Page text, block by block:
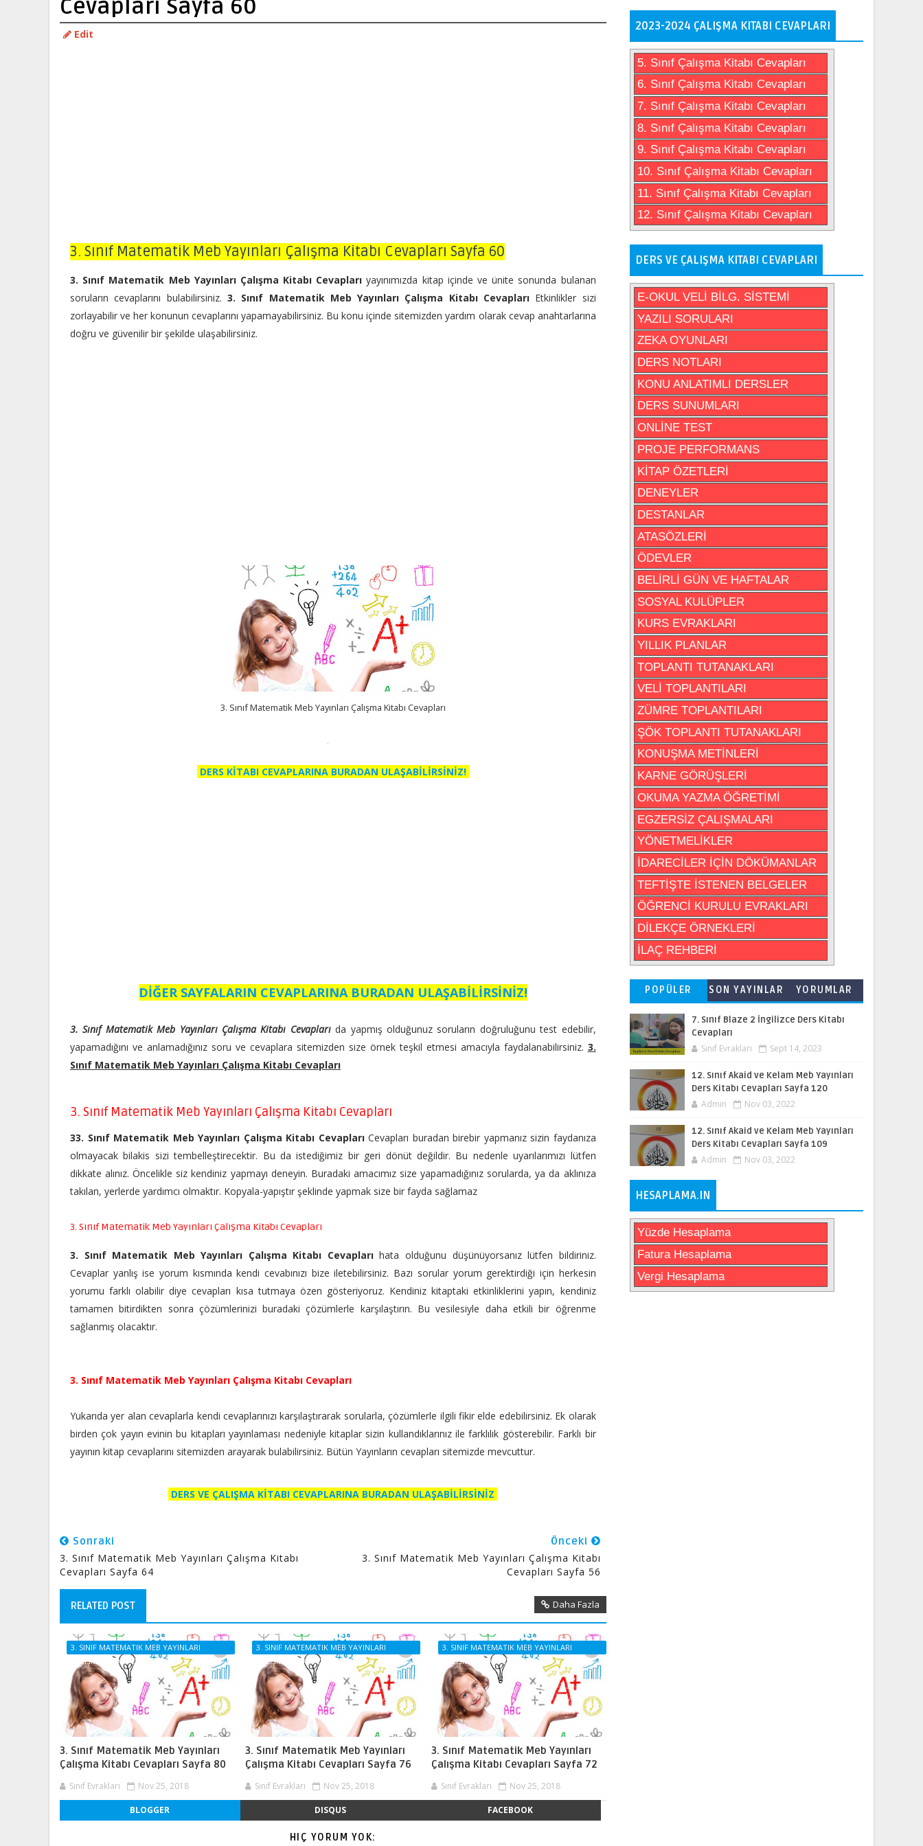
Cevapları Sayfa 60
Edit
3. Sınıf Matematik Meb Yayınları Çalışma Kitabı Cevapları Sayfa 60
3. Sınıf Matematik Meb Yayınları Çalışma Kitabı Cevaplarıyayınımızda kitap içinde ve ünite sonunda bulanan
soruların cevaplarını bulabilirsiniz. 3. Sınıf Matematik Meb Yayınları Çalışma Kitabı Cevapları Etkinlikler sizi
zorlayabilir ve her konunun cevaplarını yapamayabilirsiniz. Bu konu içinde sitemizden yardım olarak cevap anahtarlarına
doğru ve güvenilir bir şekilde ulaşabilirsiniz.
3. Sınıf Matematik Meb Yayınları Çalışma Kitabı Cevapları
DERS KİTABI CEVAPLARINA BURADAN ULAŞABİLİRSİNİZ!
DİĞER SAYFALARIN CEVAPLARINA BURADAN ULAŞABİLİRSİNİZ!
3. Sınıf Matematik Meb Yayınları Çalışma Kitabı Cevaplarıda yapmış olduğunuz soruların doğruluğunu test edebilir,
yapamadığını ve anlamadığınız soru ve cevaplara sitemizden size örnek teşkil etmesi amacıyla faydalanabilirsiniz. 3.
Sınıf Matematik Meb Yayınları Çalışma Kitabı Cevapları
3. Sınıf Matematik Meb Yayınları Çalışma Kitabı Cevapları
33. Sınıf Matematik Meb Yayınları Çalışma Kitabı CevaplarıCevapları buradan birebir yapmanız sizin faydanıza
olmayacak bilakis sizi tembelleştirecektir. Bu da istediğimiz bir geri dönüt değildir. Bu nedenle uyarılarımızı lütfen
dikkate alınız. Öncelikle siz kendiniz yapmayı deneyin. Buradaki amacımız size yapamadığınız sorularda, ya da aklınıza
takılan, yerlerde yardımcı olmaktır. Kopyala-yapıştır şeklinde yapmak size bir fayda sağlamaz
3. Sınıf Matematik Meb Yayınları Çalışma Kitabı Cevapları
3. Sınıf Matematik Meb Yayınları Çalışma Kitabı Cevaplarıhata olduğunu düşünüyorsanız lütfen bildiriniz.
Cevaplar yanlış ise yorum kısmında kendi cevabınızı bize iletebilirsiniz. Bazı sorular yorum gerektirdiği için herkesin
yorumu farklı olabilir diye cevapları kısa tutmaya özen gösteriyoruz. Kendiniz kitaptaki etkinliklerini yapın, kendiniz
tamamen bitirdikten sonra çözümlerinizi buradaki çözümlerle karşılaştırın. Bu vesilesiyle daha etkili bir öğrenme
sağlanmış olacaktır.
3. Sınıf Matematik Meb Yayınları Çalışma Kitabı Cevapları
Yukarıda yer alan cevaplarla kendi cevaplarınızı karşılaştırarak sorularla, çözümlerle ilgili fikir elde edebilirsiniz. Ek olarak
birden çok yayın evinin bu kitapları yayınlaması nedeniyle kitaplar sizin kullandıklarınız ile farklılık gösterebilir. Farklı bir
yayının kitap cevaplarını sitemizden arayarak bulabilirsiniz. Bütün Yayınların cevapları sitemizde mevcuttur.
DERS VE ÇALIŞMA KİTABI CEVAPLARINA BURADAN ULAŞABİLİRSİNİZ
Sonraki
3. Sınıf Matematik Meb Yayınları Çalışma Kitabı
Cevapları Sayfa 64
Önceki
3. Sınıf Matematik Meb Yayınları Çalışma Kitabı
Cevapları Sayfa 56
RELATED POST Daha Fazla
3. SINIF MATEMATIK MEB YAYINLARI
ÇALIŞMA KITABI CEVAPLARI
3. Sınıf Matematik Meb Yayınları
Çalışma Kitabı Cevapları Sayfa 80
Sınıf Evrakları Nov 25, 2018
3. SINIF MATEMATIK MEB YAYINLARI
ÇALIŞMA KITABI CEVAPLARI
3. Sınıf Matematik Meb Yayınları
Çalışma Kitabı Cevapları Sayfa 76
Sınıf Evrakları Nov 25, 2018
3. SINIF MATEMATIK MEB YAYINLARI
ÇALIŞMA KITABI CEVAPLARI
3. Sınıf Matematik Meb Yayınları
Çalışma Kitabı Cevapları Sayfa 72
Sınıf Evrakları Nov 25, 2018
BLOGGER DISQUS FACEBOOK
HIÇ YORUM YOK:
2023-2024 ÇALIŞMA KITABI CEVAPLARI
5. Sınıf Çalışma Kitabı Cevapları
6. Sınıf Çalışma Kitabı Cevapları
7. Sınıf Çalışma Kitabı Cevapları
8. Sınıf Çalışma Kitabı Cevapları
9. Sınıf Çalışma Kitabı Cevapları
10. Sınıf Çalışma Kitabı Cevapları
11. Sınıf Çalışma Kitabı Cevapları
12. Sınıf Çalışma Kitabı Cevapları
DERS VE ÇALIŞMA KITABI CEVAPLARI
E-OKUL VELİ BİLG. SİSTEMİ
YAZILI SORULARI
ZEKA OYUNLARI
DERS NOTLARI
KONU ANLATIMLI DERSLER
DERS SUNUMLARI
ONLİNE TEST
PROJE PERFORMANS
KİTAP ÖZETLERİ
DENEYLER
DESTANLAR
ATASÖZLERİ
ÖDEVLER
BELİRLİ GÜN VE HAFTALAR
SOSYAL KULÜPLER
KURS EVRAKLARI
YILLIK PLANLAR
TOPLANTI TUTANAKLARI
VELİ TOPLANTILARI
ZÜMRE TOPLANTILARI
ŞÖK TOPLANTI TUTANAKLARI
KONUŞMA METİNLERİ
KARNE GÖRÜŞLERİ
OKUMA YAZMA ÖĞRETİMİ
EGZERSİZ ÇALIŞMALARI
YÖNETMELİKLER
İDARECİLER İÇİN DÖKÜMANLAR
TEFTİŞTE İSTENEN BELGELER
ÖĞRENCİ KURULU EVRAKLARI
DİLEKÇE ÖRNEKLERİ
İLAÇ REHBERİ
POPÜLER SON YAYINLAR YORUMLAR
7. Sınıf Blaze 2 İngilizce Ders Kitabı
Cevapları
Sınıf Evrakları Sept 14, 2023
12. Sınıf Akaid ve Kelam Meb Yayınları
Ders Kitabı Cevapları Sayfa 120
Admin Nov 03, 2022
12. Sınıf Akaid ve Kelam Meb Yayınları
Ders Kitabı Cevapları Sayfa 109
Admin Nov 03, 2022
HESAPLAMA.IN
Yüzde Hesaplama
Fatura Hesaplama
Vergi Hesaplama